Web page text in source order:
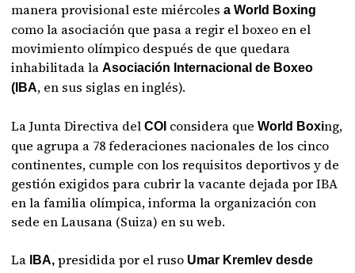
manera provisional este miércolesa World Boxing
como la asociación que pasa a regir el boxeo en el
movimiento olímpico después de que quedara
inhabilitada laAsociación Internacional de Boxeo
(IBA, en sus siglas en inglés).
La Junta Directiva delCOI considera queWorld Boxing,
que agrupa a 78 federaciones nacionales de los cinco
continentes, cumple con los requisitos deportivos y de
gestión exigidos para cubrir la vacante dejada por IBA
en la familia olímpica, informa la organización con
sede en Lausana (Suiza) en su web.
La IBA, presidida por el ruso Umar Kremlev desde